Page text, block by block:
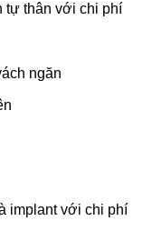
tự thân với chi phí
ngăn
implant với chi phí